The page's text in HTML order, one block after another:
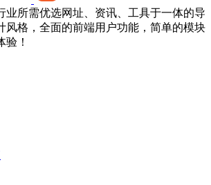
业所需优选网址、资讯、工具于一体的导
风格，全面的前端用户功能，简单的模块
验！